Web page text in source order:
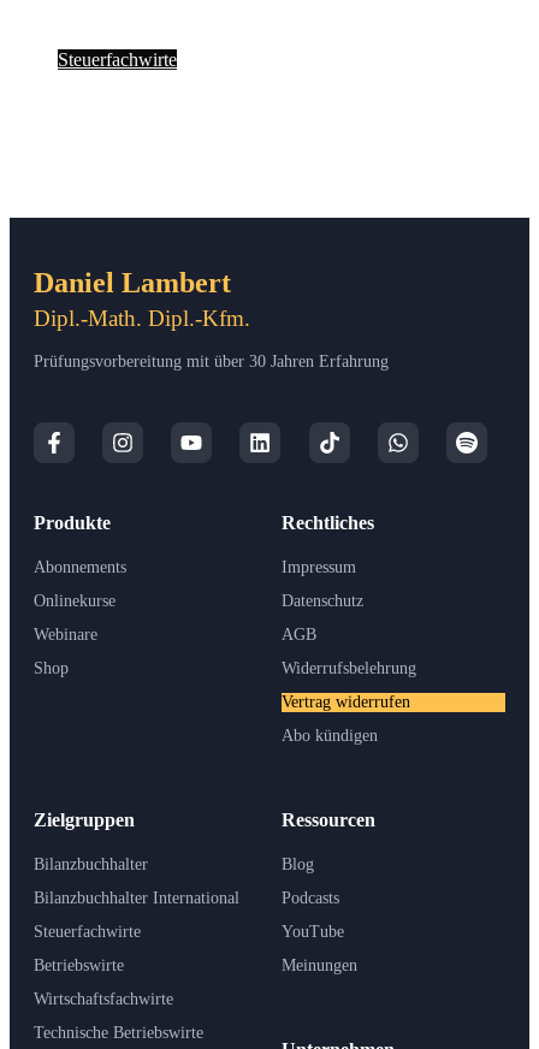
Steu­er­fach­wir­te
Daniel Lambert
Dipl.-Math. Dipl.-Kfm.
Prüfungsvorbereitung mit über 30 Jahren Erfahrung
Produkte
Abonnements
Onlinekurse
Webinare
Shop
Zielgruppen
Bilanzbuchhalter
Bilanzbuchhalter International
Steuerfachwirte
Betriebswirte
Wirtschaftsfachwirte
Technische Betriebswirte
Ressourcen
Blog
Podcasts
YouTube
Meinungen
Rechtliches
Impressum
Datenschutz
AGB
Widerrufsbelehrung
Vertrag widerrufen
Abo kündigen